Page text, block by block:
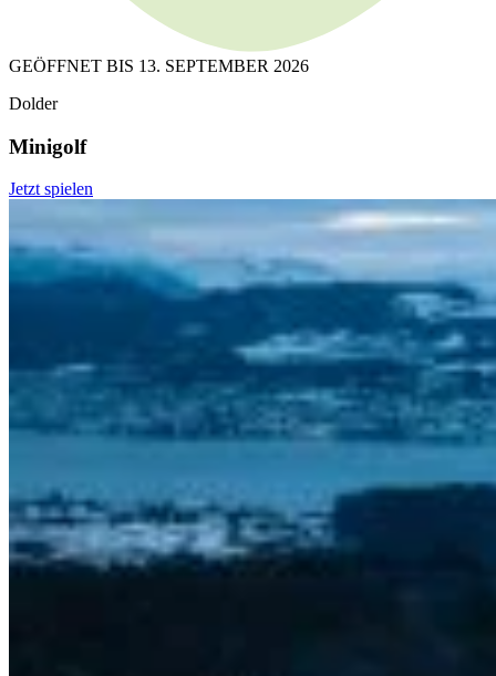
GEÖFFNET BIS 13. SEPTEMBER 2026
Dolder
Minigolf
Jetzt spielen